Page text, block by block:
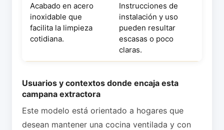
Acabado en acero
inoxidable que
facilita la limpieza
cotidiana.
Instrucciones de
instalación y uso
pueden resultar
escasas o poco
claras.
Usuarios y contextos donde encaja esta
campana extractora
Este modelo está orientado a hogares que
desean mantener una cocina ventilada y con